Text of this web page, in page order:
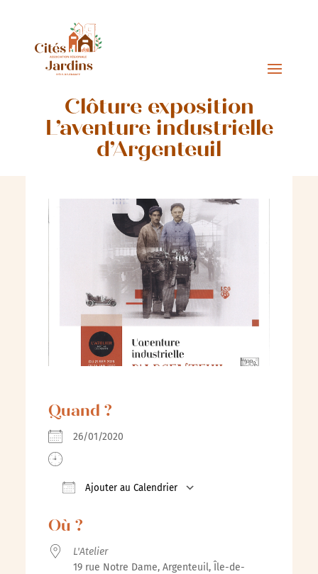
Clôture exposition
L’aventure industrielle
d’Argenteuil
Quand ?
26/01/2020
Ajouter au Calendrier
Où ?
L'Atelier
19 rue Notre Dame, Argenteuil, Île-de-